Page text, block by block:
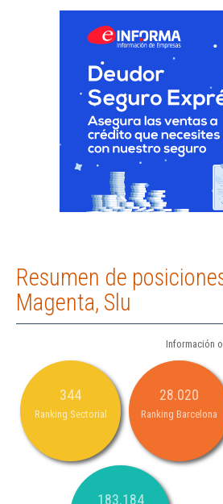
Resumen de
Magenta, Slu
Información
344
Ranking Sectorial
28.020
Ranking Barcelona
183.184